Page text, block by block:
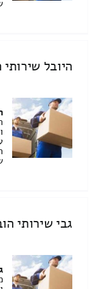
היובל
גבי שירותי